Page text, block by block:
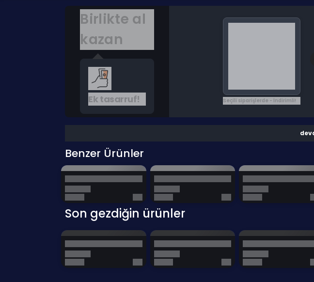
Birlikte al
kazan
Ek tasarruf! Seçili siparişlerde - İndirimli!
Benzer Ürünler
Son gezdiğin ürünler